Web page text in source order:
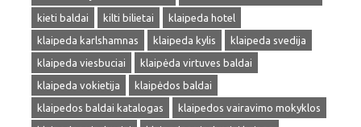
kieti baldai
kilti bilietai
klaipeda hotel
klaipeda karlshamnas
klaipeda kylis
klaipeda svedija
klaipeda viesbuciai
klaipėda virtuves baldai
klaipeda vokietija
klaipėdos baldai
klaipedos baldai katalogas
klaipedos vairavimo mokyklos